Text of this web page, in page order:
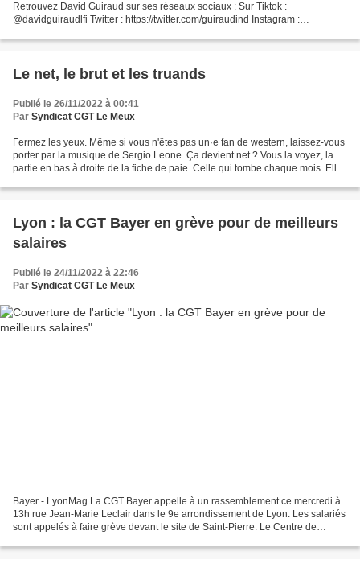
Retrouvez David Guiraud sur ses réseaux sociaux : Sur Tiktok :
@davidguiraudlfi Twitter : https://twitter.com/guiraudind Instagram :
Le net, le brut et les truands
Publié le 26/11/2022 à 00:41
Par Syndicat CGT Le Meux
Fermez les yeux. Même si vous n'êtes pas un·e fan de western, laissez-vous
porter par la musique de Sergio Leone. Ça devient net ? Vous la voyez, la
partie en bas à droite de la fiche de paie. Celle qui tombe chaque mois. Elle
Lyon : la CGT Bayer en grève pour de meilleurs
salaires
Publié le 24/11/2022 à 22:46
Par Syndicat CGT Le Meux
Bayer - LyonMag La CGT Bayer appelle à un rassemblement ce mercredi à
13h rue Jean-Marie Leclair dans le 9e arrondissement de Lyon. Les salariés
sont appelés à faire grève devant le site de Saint-Pierre. Le Centre de